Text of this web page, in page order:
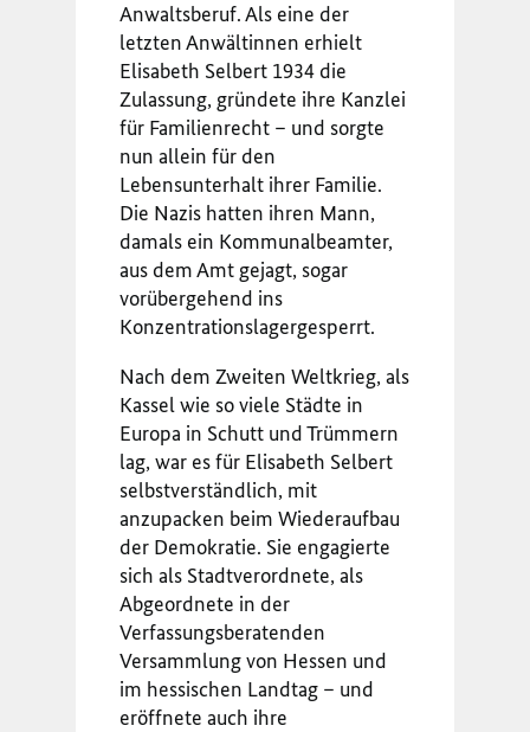
Anwaltsberuf. Als eine der
letzten Anwältinnen erhielt
Elisabeth Selbert 1934 die
Zulassung, gründete ihre Kanzlei
für Familienrecht – und sorgte
nun allein für den
Lebensunterhalt ihrer Familie.
Die Nazis hatten ihren Mann,
damals ein Kommunalbeamter,
aus dem Amt gejagt, sogar
vorübergehend ins
Konzentrationslagergesperrt.
Nach dem Zweiten Weltkrieg, als
Kassel wie so viele Städte in
Europa in Schutt und Trümmern
lag, war es für Elisabeth Selbert
selbstverständlich, mit
anzupacken beim Wiederaufbau
der Demokratie. Sie engagierte
sich als Stadtverordnete, als
Abgeordnete in der
Verfassungsberatenden
Versammlung von Hessen und
im hessischen Landtag – und
eröffnete auch ihre